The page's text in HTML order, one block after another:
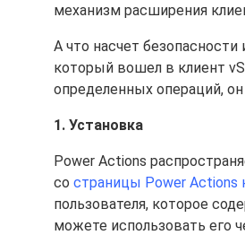
механизм расширения
А что насчет
который вошел в клиент
определенных операций,
1. Установка
Power Actions
со страницы Power Actions
пользователя, которое
можете использовать его